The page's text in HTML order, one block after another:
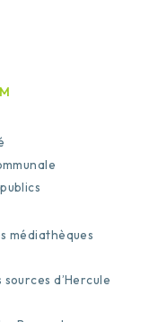
médiathèques
sources d’Hercule